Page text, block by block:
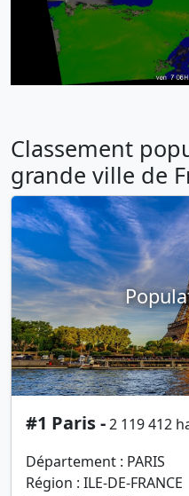
Classement
grande ville de
#1 Paris -2 119 412
Département : PARIS
Région : ILE-DE-FRANCE